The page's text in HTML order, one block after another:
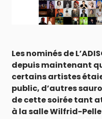
Les nominés de
depuis maintenant
certains artistes
public, d’autres
de cette soirée tant
à la salle Wilfrid-